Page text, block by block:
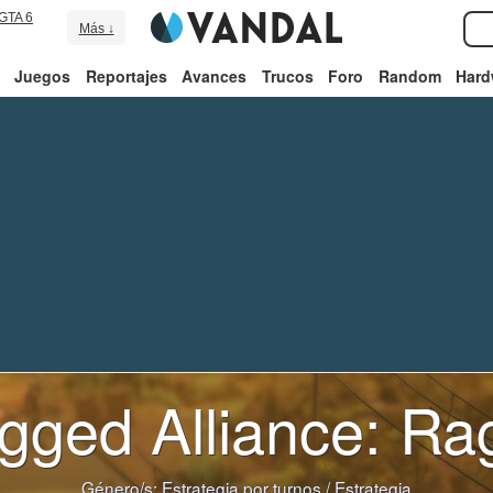
6
Más ↓
Juegos Reportajes Avances Trucos Foro Random
Alliance:
Género/s: Estrategia por turnos/Estrategia